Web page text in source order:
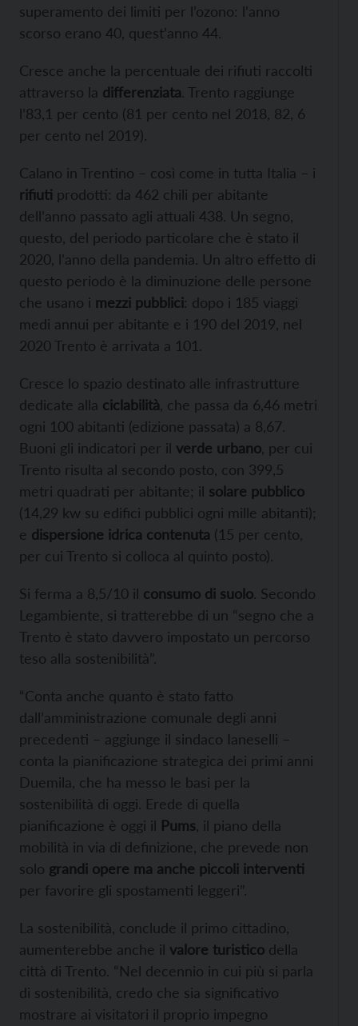
superamento dei limiti per l’ozono: l’anno
scorso erano 40, quest’anno 44.
Cresce anche la percentuale dei rifiuti raccolti
attraverso la differenziata. Trento raggiunge
l’83,1 per cento (81 per cento nel 2018, 82, 6
per cento nel 2019).
Calano in Trentino – così come in tutta Italia – i
rifiuti prodotti: da 462 chili per abitante
dell’anno passato agli attuali 438. Un segno,
questo, del periodo particolare che è stato il
2020, l’anno della pandemia. Un altro effetto di
questo periodo è la diminuzione delle persone
che usano i mezzi pubblici: dopo i 185 viaggi
medi annui per abitante e i 190 del 2019, nel
2020 Trento è arrivata a 101.
Cresce lo spazio destinato alle infrastrutture
dedicate alla ciclabilità , che passa da 6,46 metri
ogni 100 abitanti (edizione passata) a 8,67.
Buoni gli indicatori per il verde urbano , per cui
Trento risulta al secondo posto, con 399,5
metri quadrati per abitante; il solare pubblico
(14,29 kw su edifici pubblici ogni mille abitanti);
e dispersione idrica contenuta (15 per cento,
per cui Trento si colloca al quinto posto).
Si ferma a 8,5/10 il consumo di suolo. Secondo
Legambiente, si tratterebbe di un “segno che a
Trento è stato davvero impostato un percorso
teso alla sostenibilità”.
“Conta anche quanto è stato fatto
dall’amministrazione comunale degli anni
precedenti – aggiunge il sindaco Ianeselli –
conta la pianificazione strategica dei primi anni
Duemila, che ha messo le basi per la
sostenibilità di oggi. Erede di quella
pianificazione è oggi il Pums , il piano della
mobilità in via di definizione, che prevede non
solo grandi opere ma anche piccoli interventi
per favorire gli spostamenti leggeri”.
La sostenibilità, conclude il primo cittadino,
aumenterebbe anche il valore turistico della
città di Trento. “Nel decennio in cui più si parla
di sostenibilità, credo che sia significativo
mostrare ai visitatori il proprio impegno